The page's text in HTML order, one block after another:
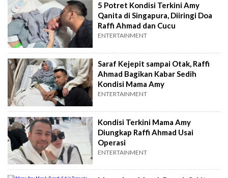
5 Potret Kondisi Terkini Amy
Qanita di Singapura, Diiringi Doa
Raffi Ahmad dan Cucu
ENTERTAINMENT
Saraf Kejepit sampai Otak, Raffi
Ahmad Bagikan Kabar Sedih
Kondisi Mama Amy
ENTERTAINMENT
Kondisi Terkini Mama Amy
Diungkap Raffi Ahmad Usai
Operasi
ENTERTAINMENT